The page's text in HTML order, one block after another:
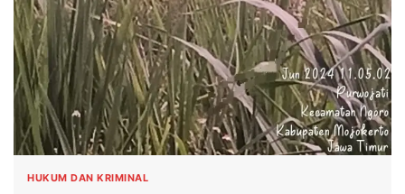
HUKUM DAN KRIMINAL